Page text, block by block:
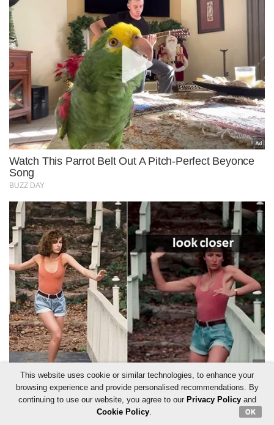
This website uses cookie or similar technologies, to enhance your
browsing experience and provide personalised recommendations. By
continuing to use our website, you agree to our Privacy Policyand
Cookie Policy. OK